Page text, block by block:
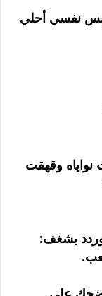
بس نفسي أحلي
نواياه وقهقت
بشغف: